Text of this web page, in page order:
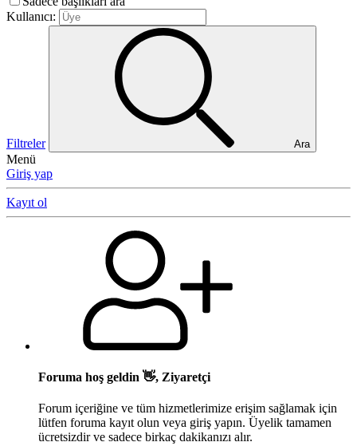
Kullanıcı:
Filtreler Ara
Menü
Giriş yap
Kayıt ol
Foruma hoş geldin 👋, Ziyaretçi
Forum içeriğine ve tüm hizmetlerimize erişim sağlamak için
lütfen foruma kayıt olun veya giriş yapın. Üyelik tamamen
ücretsizdir ve sadece birkaç dakikanızı alır.